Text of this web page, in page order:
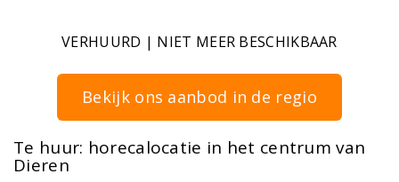
VERHUURD | NIET MEER BESCHIKBAAR
Bekijk ons aanbod in de regio
Te huur: horecalocatie in het centrum van
Dieren